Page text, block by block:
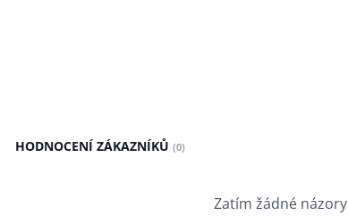
HODNOCENÍ ZÁKAZNÍKŮ (0)
Zatím žádné názory